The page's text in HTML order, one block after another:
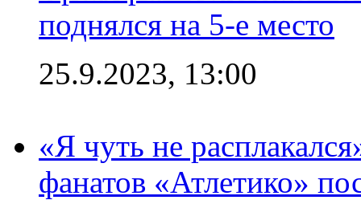
поднялся на 5-е место
25.9.2023, 13:00
«Я чуть не
фанатов «Атлетико»